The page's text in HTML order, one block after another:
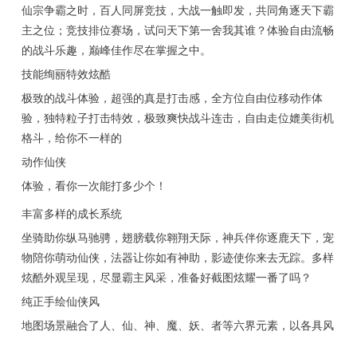
仙宗争霸之时，百人同屏竞技，大战一触即发，共同角逐天下霸
主之位；竞技排位赛场，试问天下第一舍我其谁？体验自由流畅
的战斗乐趣，巅峰佳作尽在掌握之中。
技能绚丽特效炫酷
极致的战斗体验，超强的真是打击感，全方位自由位移动作体
验，独特粒子打击特效，极致爽快战斗连击，自由走位媲美街机
格斗，给你不一样的
动作仙侠
体验，看你一次能打多少个！
丰富多样的成长系统
坐骑助你纵马驰骋，翅膀载你翱翔天际，神兵伴你逐鹿天下，宠
物陪你萌动仙侠，法器让你如有神助，影迹使你来去无踪。多样
炫酷外观呈现，尽显霸主风采，准备好截图炫耀一番了吗？
纯正手绘仙侠风
地图场景融合了人、仙、神、魔、妖、者等六界元素，以各具风